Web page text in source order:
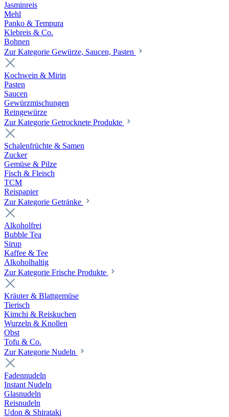
Jasminreis
Mehl
Panko & Tempura
Klebreis & Co.
Bohnen
Zur Kategorie Gewürze, Saucen, Pasten
Kochwein & Mirin
Pasten
Saucen
Gewürzmischungen
Reingewürze
Zur Kategorie Getrocknete Produkte
Schalenfrüchte & Samen
Zucker
Gemüse & Pilze
Fisch & Fleisch
TCM
Reispapier
Zur Kategorie Getränke
Alkoholfrei
Bubble Tea
Sirup
Kaffee & Tee
Alkoholhaltig
Zur Kategorie Frische Produkte
Kräuter & Blattgemüse
Tierisch
Kimchi & Reiskuchen
Wurzeln & Knollen
Obst
Tofu & Co.
Zur Kategorie Nudeln
Fadennudeln
Instant Nudeln
Glasnudeln
Reisnudeln
Udon & Shirataki